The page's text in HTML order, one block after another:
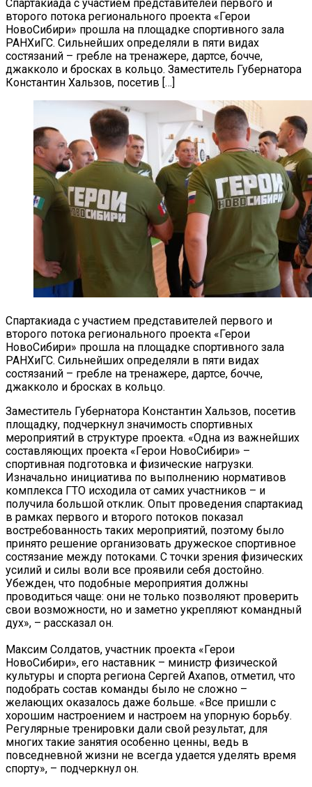
Спартакиада с участием представителей первого и
второго потока регионального проекта «Герои
НовоСибири» прошла на площадке спортивного зала
РАНХиГС. Сильнейших определяли в пяти видах
состязаний – гребле на тренажере, дартсе, бочче,
джакколо и бросках в кольцо. Заместитель Губернатора
Константин Хальзов, посетив […]
Спартакиада с участием представителей первого и
второго потока регионального проекта «Герои
НовоСибири» прошла на площадке спортивного зала
РАНХиГС. Сильнейших определяли в пяти видах
состязаний – гребле на тренажере, дартсе, бочче,
джакколо и бросках в кольцо.
Заместитель Губернатора Константин Хальзов, посетив
площадку, подчеркнул значимость спортивных
мероприятий в структуре проекта. «Одна из важнейших
составляющих проекта «Герои НовоСибири» –
спортивная подготовка и физические нагрузки.
Изначально инициатива по выполнению нормативов
комплекса ГТО исходила от самих участников – и
получила большой отклик. Опыт проведения спартакиад
в рамках первого и второго потоков показал
востребованность таких мероприятий, поэтому было
принято решение организовать дружеское спортивное
состязание между потоками. С точки зрения физических
усилий и силы воли все проявили себя достойно.
Убежден, что подобные мероприятия должны
проводиться чаще: они не только позволяют проверить
свои возможности, но и заметно укрепляют командный
дух», – рассказал он.
Максим Солдатов, участник проекта «Герои
НовоСибири», его наставник – министр физической
культуры и спорта региона Сергей Ахапов, отметил, что
подобрать состав команды было не сложно –
желающих оказалось даже больше. «Все пришли с
хорошим настроением и настроем на упорную борьбу.
Регулярные тренировки дали свой результат, для
многих такие занятия особенно ценны, ведь в
повседневной жизни не всегда удается уделять время
спорту», – подчеркнул он.